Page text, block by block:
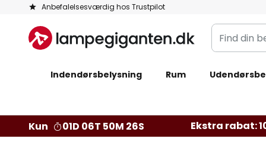
Anbefalelsesværdig hos Trustpilot
Skip
Content
Find
din
Indendørsbelysning Rum
Kun 01D 06T 50M 25S Ekstra rabat: